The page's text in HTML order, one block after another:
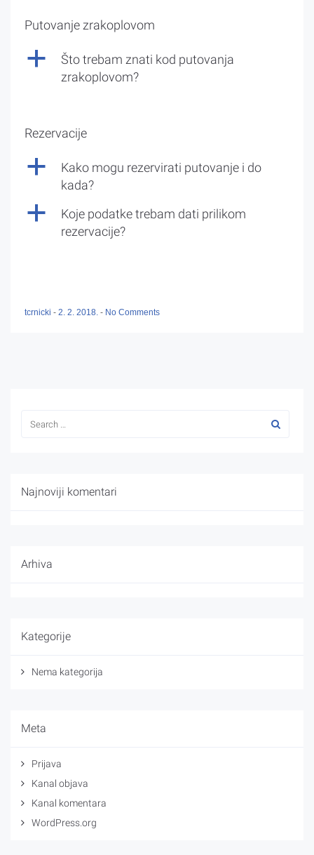
Putovanje zrakoplovom
a
Što trebam znati kod putovanja
zrakoplovom?
Rezervacije
a
Kako mogu rezervirati putovanje i do
kada?
a
Koje podatke trebam dati prilikom
rezervacije?
tcrnicki - 2. 2. 2018. - No Comments
Najnoviji komentari
Arhiva
Kategorije
Nema kategorija
Meta
Prijava
Kanal objava
Kanal komentara
WordPress.org